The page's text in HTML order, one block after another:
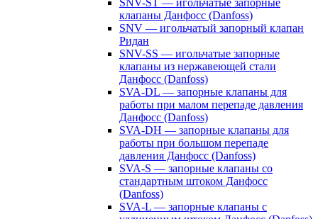
SNV-ST — игольчатые запорные
клапаны Данфосс (Danfoss)
SNV — игольчатый запорный клапан
Ридан
SNV-SS — игольчатые запорные
клапаны из нержавеющей стали
Данфосс (Danfoss)
SVA-DL — запорные клапаны для
работы при малом перепаде давления
Данфосс (Danfoss)
SVA-DH — запорные клапаны для
работы при большом перепаде
давления Данфосс (Danfoss)
SVA-S — запорные клапаны со
стандартным штоком Данфосс
(Danfoss)
SVA-L — запорные клапаны с